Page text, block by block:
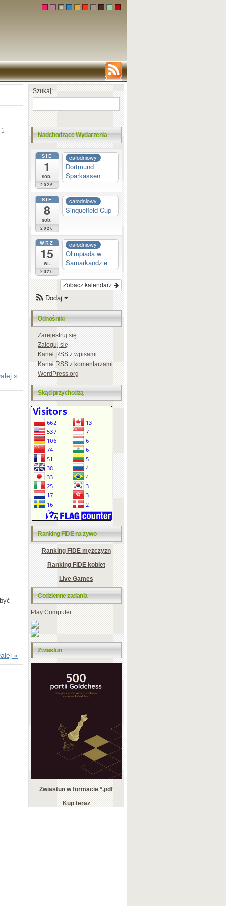
1
»
»
Szukaj:
Nadchodzące Wydarzenia
SIE
1
sob.
2026
całodniowy
Dortmund
Sparkassen
SIE
8
sob.
2026
całodniowy
Sinquefield Cup
WRZ
15
wt.
2026
całodniowy
Olimpiada w
Samarkandzie
Zobacz kalendarz
Dodaj
Odnośniki
Zarejestruj się
Zaloguj się
KanałRSSz wpisami
KanałRSSz komentarzami
WordPress.org
Skąd przychodzą
Ranking FIDE na żywo
Ranking FIDE mężczyzn
Ranking FIDE kobiet
Live Games
Codzienne zadania
Play Computer
Zwiastun
Zwiastun w formacie *.pdf
Kup teraz